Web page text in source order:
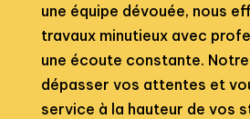
une équipe dévouée, nous
travaux minutieux avec
une écoute constante.
dépasser vos attentes et
service à la hauteur de vos